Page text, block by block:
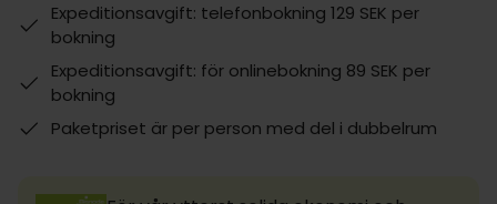
Expeditionsavgift: telefonbokning 129 SEK per
bokning
Expeditionsavgift: för onlinebokning 89 SEK per
bokning
Paketpriset är per person med del i dubbelrum